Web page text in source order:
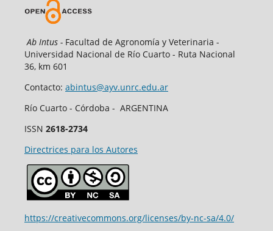
Ab Intus -Facultad de Agronomía y Veterinaria -
Universidad Nacional de Río Cuarto - Ruta Nacional
36, km 601
Contacto: abintus@ayv.unrc.edu.ar
Río Cuarto - Córdoba - ARGENTINA
ISSN 2618-2734
Directrices para los Autores
https://creativecommons.org/licenses/by-nc-sa/4.0/